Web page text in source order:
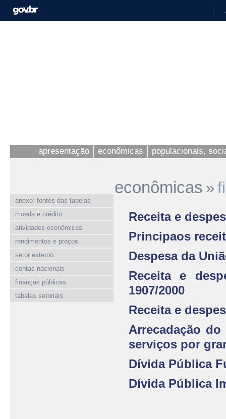
apresentação econômicas populacionais,
anexo: fontes das tabelas
moeda e crédito
atividades econômicas
rendimentos e preços
setor externo
contas nacionais
finanças públicas
tabelas setoriais
econômicas »
Receita e
Principaos
Despesa da
Receita e
1907/2000
Receita e
Arrecadação
serviços por
Dívida Pública
Dívida Pública